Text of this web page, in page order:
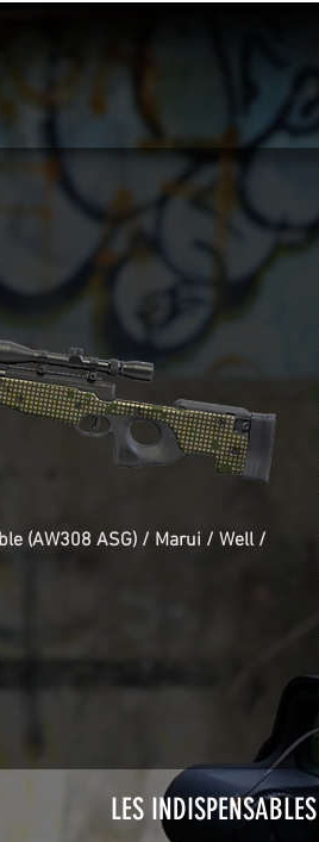
(AW308 ASG) / Marui / Well /
LES INDISPENSABLES